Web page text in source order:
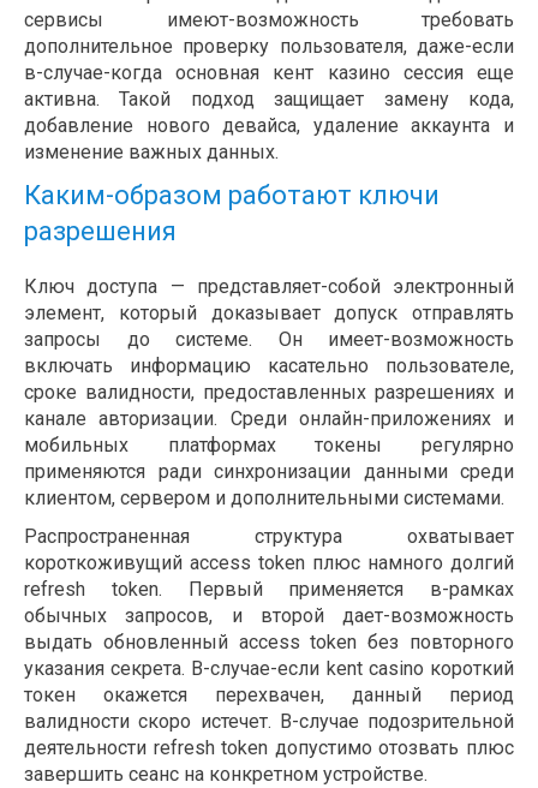
сервисы имеют-возможность требовать
дополнительное проверку пользователя, даже-если
в-случае-когда основная кент казино сессия еще
активна. Такой подход защищает замену кода,
добавление нового девайса, удаление аккаунта и
изменение важных данных.
Каким-образом работают ключи
разрешения
Ключ доступа — представляет-собой электронный
элемент, который доказывает допуск отправлять
запросы до системе. Он имеет-возможность
включать информацию касательно пользователе,
сроке валидности, предоставленных разрешениях и
канале авторизации. Среди онлайн-приложениях и
мобильных платформах токены регулярно
применяются ради синхронизации данными среди
клиентом, сервером и дополнительными системами.
Распространенная структура охватывает
короткоживущий access token плюс намного долгий
refresh token. Первый применяется в-рамках
обычных запросов, и второй дает-возможность
выдать обновленный access token без повторного
указания секрета. В-случае-если kent casino короткий
токен окажется перехвачен, данный период
валидности скоро истечет. В-случае подозрительной
деятельности refresh token допустимо отозвать плюс
завершить сеанс на конкретном устройстве.